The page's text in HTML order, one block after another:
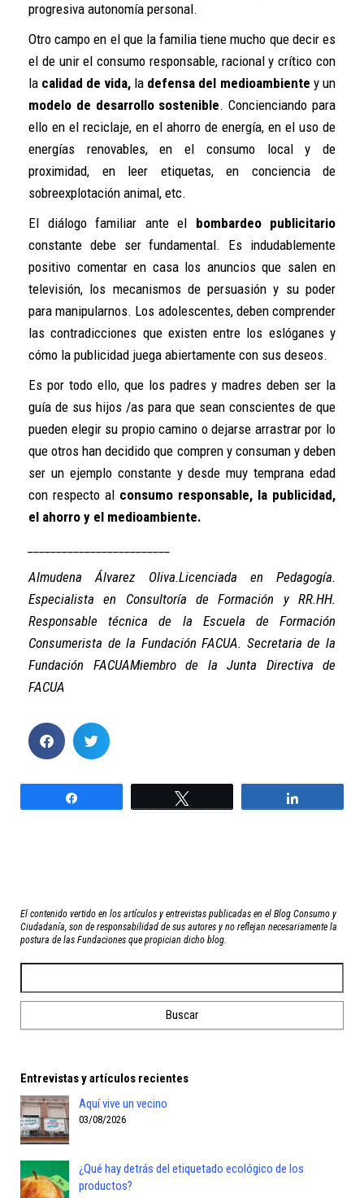
progresiva autonomía personal.
Otro campo en el que la familia tiene mucho que decir es
el de unir el consumo responsable, racional y crítico con
la calidad de vida,la defensa del medioambiente y un
modelo de desarrollo sostenible. Concienciando para
ello en el reciclaje, en el ahorro de energía, en el uso de
energías renovables, en el consumo local y de
proximidad, en leer etiquetas, en conciencia de
sobreexplotación animal, etc.
El diálogo familiar ante el bombardeo publicitario
constante debe ser fundamental. Es indudablemente
positivo comentar en casa los anuncios que salen en
televisión, los mecanismos de persuasión y su poder
para manipularnos. Los adolescentes, deben comprender
las contradicciones que existen entre los eslóganes y
cómo la publicidad juega abiertamente con sus deseos.
Es por todo ello, que los padres y madres deben ser la
guía de sus hijos /as para que sean conscientes de que
pueden elegir su propio camino o dejarse arrastrar por lo
que otros han decidido que compren y consuman y deben
ser un ejemplo constante y desde muy temprana edad
con respecto al consumo responsable, la publicidad,
el ahorro y el medioambiente.
Almudena Álvarez Oliva.Licenciada en Pedagogía.
Especialista en Consultoría de Formación y RR.HH.
Responsable técnica de la Escuela de Formación
Consumerista de la Fundación FACUA. Secretaria de la
Fundación FACUAMiembro de la Junta Directiva de
FACUA
El contenido vertido en los artículos y entrevistas publicadas en el Blog Consumo y
Ciudadanía, son de responsabilidad de sus autores y no reflejan necesariamente la
postura de las Fundaciones que propician dicho blog.
Entrevistas y artículos recientes
Aquí vive un vecino
03/08/2026
¿Qué hay detrás del etiquetado ecológico de los
productos?